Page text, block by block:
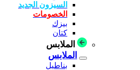
السيزون الجديد
الخصومات
بيزك
كتان
الملابس
الملابس
بناطيل